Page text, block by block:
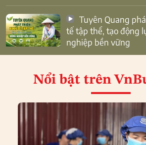
tế tập thể, tạo động
nghiệp bền vững
Nổi bật trên